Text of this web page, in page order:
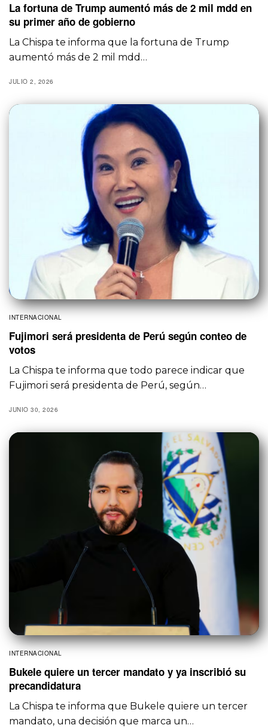
La fortuna de Trump aumentó más de 2 mil mdd en
su primer año de gobierno
La Chispa te informa que la fortuna de Trump
aumentó más de 2 mil mdd…
JULIO 2, 2026
INTERNACIONAL
Fujimori será presidenta de Perú según conteo de
votos
La Chispa te informa que todo parece indicar que
Fujimori será presidenta de Perú, según…
JUNIO 30, 2026
INTERNACIONAL
Bukele quiere un tercer mandato y ya inscribió su
precandidatura
La Chispa te informa que Bukele quiere un tercer
mandato, una decisión que marca un…